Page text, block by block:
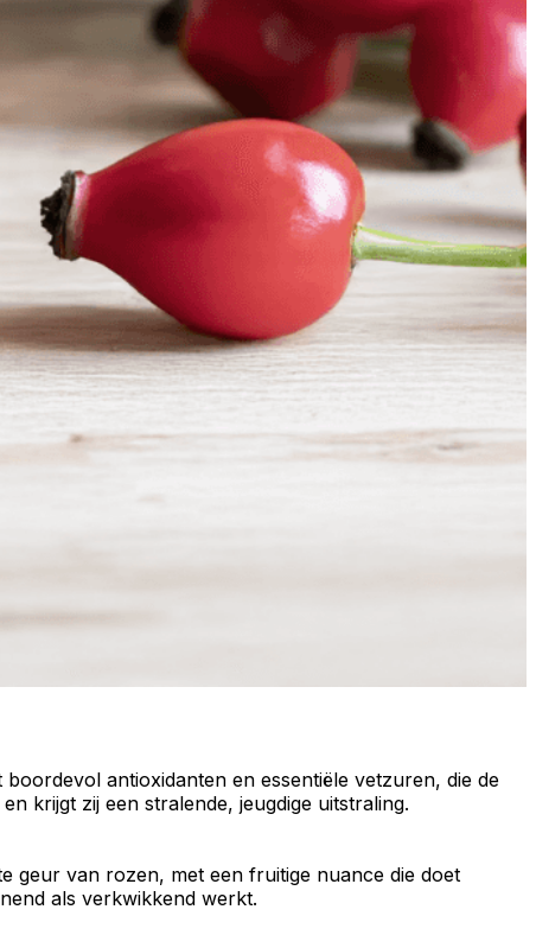
boordevol antioxidanten en essentiële vetzuren, die de
krijgt zij een stralende, jeugdige uitstraling.
geur van rozen, met een fruitige nuance die doet
als verkwikkend werkt.